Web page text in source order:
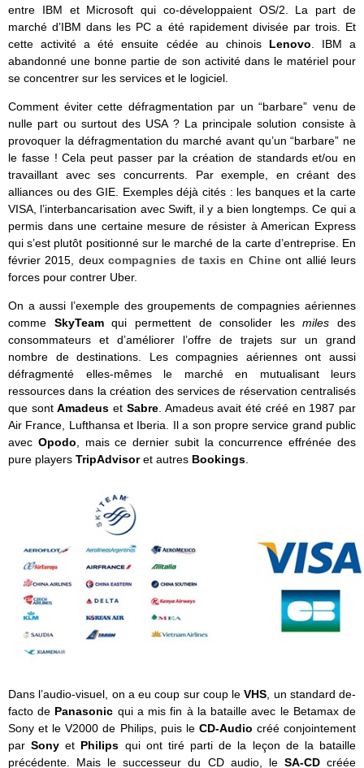
entre IBM et Microsoft qui co-développaient OS/2. La part de
marché d’IBM dans les PC a été rapidement divisée par trois. Et
cette activité a été ensuite cédée au chinois Lenovo . IBM a
abandonné une bonne partie de son activité dans le matériel pour
se concentrer sur les services et le logiciel.
Comment éviter cette défragmentation par un “barbare” venu de
nulle part ou surtout des USA ? La principale solution consiste à
provoquer la défragmentation du marché avant qu’un “barbare” ne
le fasse ! Cela peut passer par la création de standards et/ou en
travaillant avec ses concurrents. Par exemple, en créant des
alliances ou des GIE. Exemples déjà cités : les banques et la carte
VISA, l’interbancarisation avec Swift, il y a bien longtemps. Ce qui a
permis dans une certaine mesure de résister à American Express
qui s’est plutôt positionné sur le marché de la carte d’entreprise. En
février 2015, deuxcompagnies de taxis en Chineont allié leurs
forces pour contrer Uber.
On a aussi l’exemple des groupements de compagnies aériennes
comme SkyTeamqui permettent de consolider lesmiles des
consommateurs et d’améliorer l’offre de trajets sur un grand
nombre de destinations. Les compagnies aériennes ont aussi
défragmenté elles-mêmes le marché en mutualisant leurs
ressources dans la création des services de réservation centralisés
que sontAmadeuset Sabre. Amadeus avait été créé en 1987 par
Air France, Lufthansa et Iberia. Il a son propre service grand public
avec Opodo , mais ce dernier subit la concurrence effrénée des
pure players TripAdvisoret autres Bookings
Dans l’audio-visuel, on a eu coup sur coup leVHS, un standard de-
facto de Panasonic qui a mis fin à la bataille avec le Betamax de
Sony et le V2000 de Philips, puis le CD-Audio créé conjointement
parSony et Philips qui ont tiré parti de la leçon de la bataille
précédente. Mais le successeur du CD audio, le SA-CDcréée